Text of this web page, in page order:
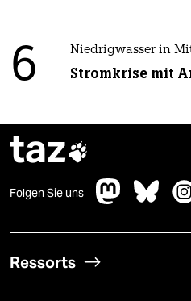
6 Niedrigwasser in
Stromkrise mit
taz
Folgen Sie uns
Ressorts